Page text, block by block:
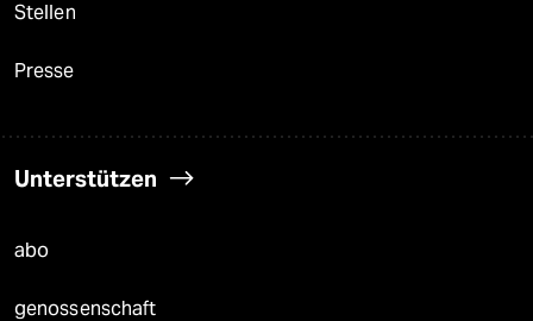
Stellen
Presse
Unterstützen
abo
genossenschaft